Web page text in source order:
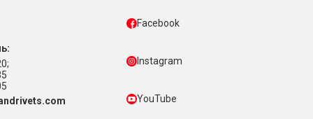
Facebook
Instagram
YouTube